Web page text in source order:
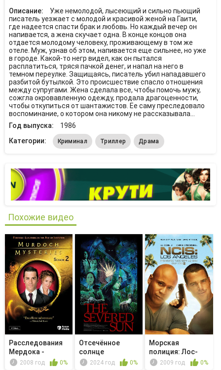
Описание:
Уже немолодой, лысеющий и сильно пьющий
писатель уезжает с молодой и красивой женой на Гаити,
где надеется спасти брак и любовь. Но каждый вечер он
напивается, а жена скучает одна. В конце концов она
отдается молодому человеку, проживающему в том же
отеле. Муж, узнав об этом, напивается еще сильнее, но уже
в городе. Какой-то негр видел, как он пытался
расплатиться, тряся пачкой денег, и напал на него в
темном переулке. Защищаясь, писатель убил нападавшего
разбитой бутылкой. Это происшествие спасло отношения
между супругами. Жена сделала все, чтобы помочь мужу,
сожгла окровавленную одежду, продала драгоценности,
чтобы откупиться от шантажистов. Ее саму преследовало
воспоминание, о котором она никому не рассказывала...
Год выпуска:
1986
Категории:
Криминал Триллер Драма
Похожие видео
Расследования
Мердока -
Murdoch Knows...
2008 год 0%
Отсечённое
солнце
2024 год 0%
Морская
полиция: Лос-
Анджелес - Поле
2009 год 0%